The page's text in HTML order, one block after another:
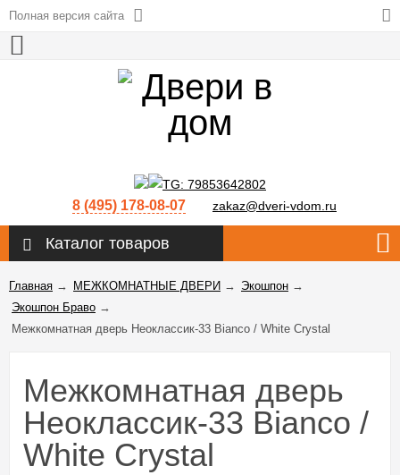
Полная версия сайта
8 (495) 178-08-07 zakaz@dveri-vdom.ru
Каталог товаров
Главная → МЕЖКОМНАТНЫЕ ДВЕРИ → Экошпон →
Экошпон Браво →
Межкомнатная дверь Неоклассик-33 Bianco / White Сrystal
Межкомнатная дверь
Неоклассик-33 Bianco /
White Сrystal